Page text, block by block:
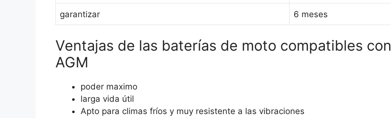
garantizar 6 meses
Ventajas de las baterías de moto compatibles con
AGM
poder maximo
larga vida útil
Apto para climas fríos y muy resistente a las vibraciones